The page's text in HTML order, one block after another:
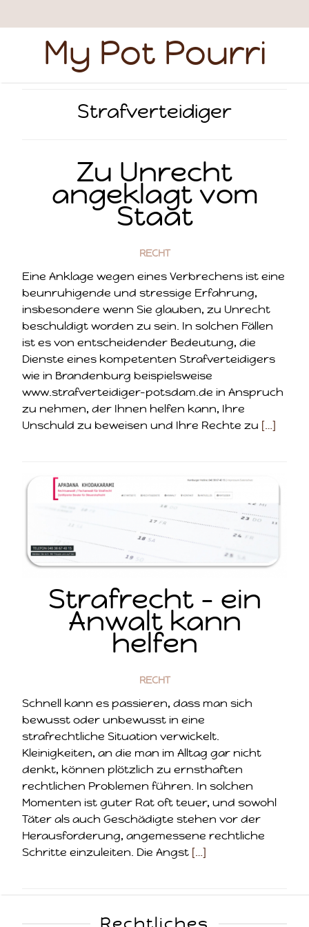
My Pot Pourri
Strafverteidiger
Zu Unrecht
angeklagt vom
Staat
RECHT
Eine Anklage wegen eines Verbrechens ist eine
beunruhigende und stressige Erfahrung,
insbesondere wenn Sie glauben, zu Unrecht
beschuldigt worden zu sein. In solchen Fällen
ist es von entscheidender Bedeutung, die
Dienste eines kompetenten Strafverteidigers
wie in Brandenburg beispielsweise
www.strafverteidiger-potsdam.de in Anspruch
zu nehmen, der Ihnen helfen kann, Ihre
Unschuld zu beweisen und Ihre Rechte zu […]
Strafrecht – ein
Anwalt kann
helfen
RECHT
Schnell kann es passieren, dass man sich
bewusst oder unbewusst in eine
strafrechtliche Situation verwickelt.
Kleinigkeiten, an die man im Alltag gar nicht
denkt, können plötzlich zu ernsthaften
rechtlichen Problemen führen. In solchen
Momenten ist guter Rat oft teuer, und sowohl
Täter als auch Geschädigte stehen vor der
Herausforderung, angemessene rechtliche
Schritte einzuleiten. Die Angst […]